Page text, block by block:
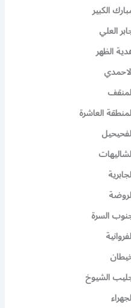
الكبير
العلي
الظهر
العاشرة
السرة
الشيوخ